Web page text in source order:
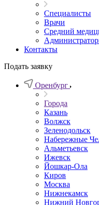
Специалисты
Врачи
Средний
Контакты
Подать заявку
Оренбург
Города
Казань
Волжск
Зеленодольск
Набережные
Альметьевск
Ижевск
Йошкар-Ола
Киров
Москва
Нижнекамск
Нижний